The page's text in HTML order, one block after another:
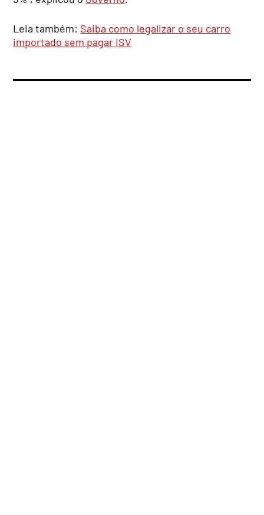
Leia também: Saiba como legalizar o seu carro
importado sem pagar ISV